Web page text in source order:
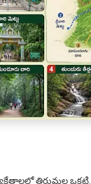
తిరుమల ఒకటి.